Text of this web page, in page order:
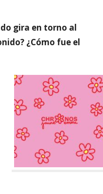
gira en torno al
¿Cómo fue el